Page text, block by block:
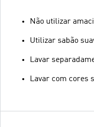
Não utilizar
Utilizar sabão
Lavar
Lavar com cores